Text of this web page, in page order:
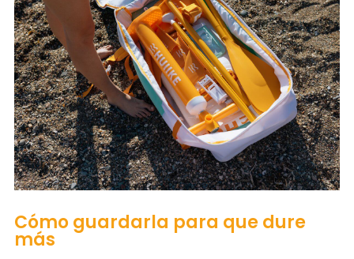
Cómo guardarla para que dure
más